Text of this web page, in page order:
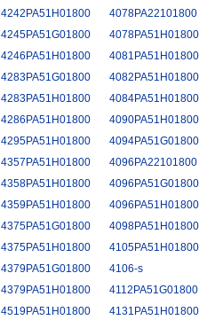
4242PA51H01800
4078PA22101800
4245PA51G01800
4078PA51H01800
4246PA51H01800
4081PA51H01800
4283PA51G01800
4082PA51H01800
4283PA51H01800
4084PA51H01800
4286PA51H01800
4090PA51H01800
4295PA51H01800
4094PA51G01800
4357PA51H01800
4096PA22101800
4358PA51H01800
4096PA51G01800
4359PA51H01800
4096PA51H01800
4375PA51G01800
4098PA51H01800
4375PA51H01800
4105PA51H01800
4379PA51G01800
4106-s
4379PA51H01800
4112PA51G01800
4519PA51H01800
4131PA51H01800